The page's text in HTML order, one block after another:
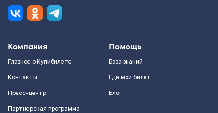
Компания
Главное о Купибилете
Контакты
Пресс-центр
Партнерская программа
Помощь
База знаний
Где мой билет
Блог